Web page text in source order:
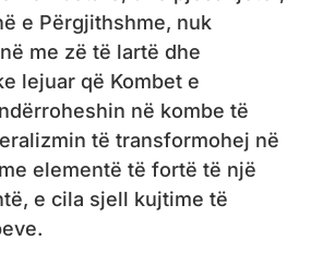
e Përgjithshme, nuk
me zë të lartë dhe
lejuar që Kombet e
në kombe të
të transformohej në
elementë të fortë të një
e cila sjell kujtime të